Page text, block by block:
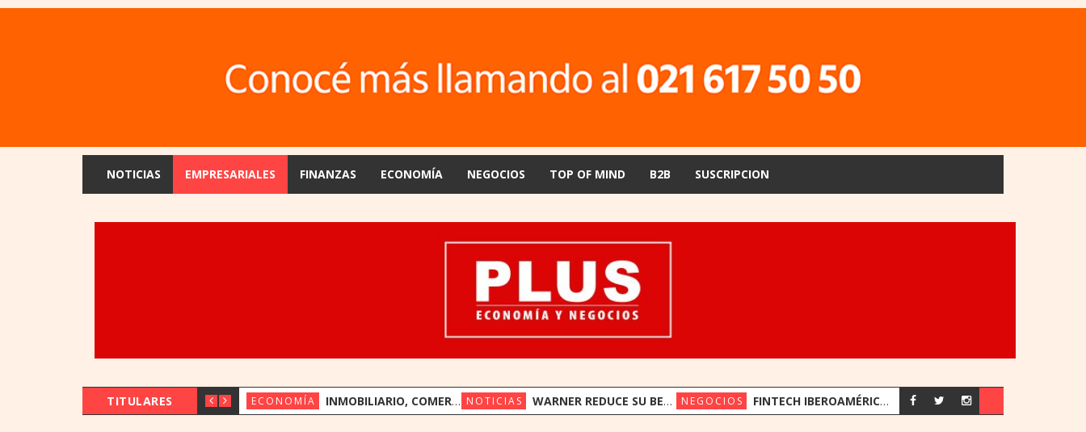
NOTICIAS EMPRESARIALES FINANZAS ECONOMÍA NEGOCIOS TOP OF MIND B2B SUSCRIPCION
TITULARES ECONOMÍA INMOBILIARIO, COMERCIO, TRANSPORTE Y TELECOMUNICACIONES LIDERAN LA INVERSIÓN EXTRANJERA DIRECTA EN PARAGUAY NOTICIAS WARNER REDUCE SU BENEFICIO UN 7 % EN EL SEMESTRE CON LA FUSIÓN CON PARAMOUNT PENDIENTE NEGOCIOS FINTECH IBEROAMÉRICA SUMMIT 2026: ASUNCIÓN FUE SEDE DEL MAYOR ENCUENTRO DE LÍDERES FINANCIEROS DE LA REGIÓN